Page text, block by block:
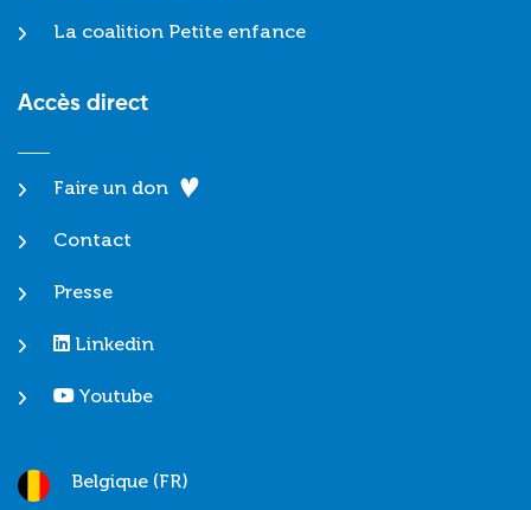
La coalition Petite enfance
Accès direct
Faire un don
Contact
Presse
Linkedin
Youtube
Belgique (FR)